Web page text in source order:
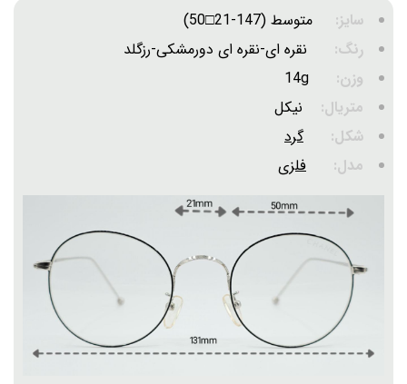
سایز: متوسط (147-21□50)
رنگ:
نقره ای-نقره ای دورمشکی-رزگلد
وزن:
متریال:
نیکل
شکل:
گرد
مدل:
فلزی